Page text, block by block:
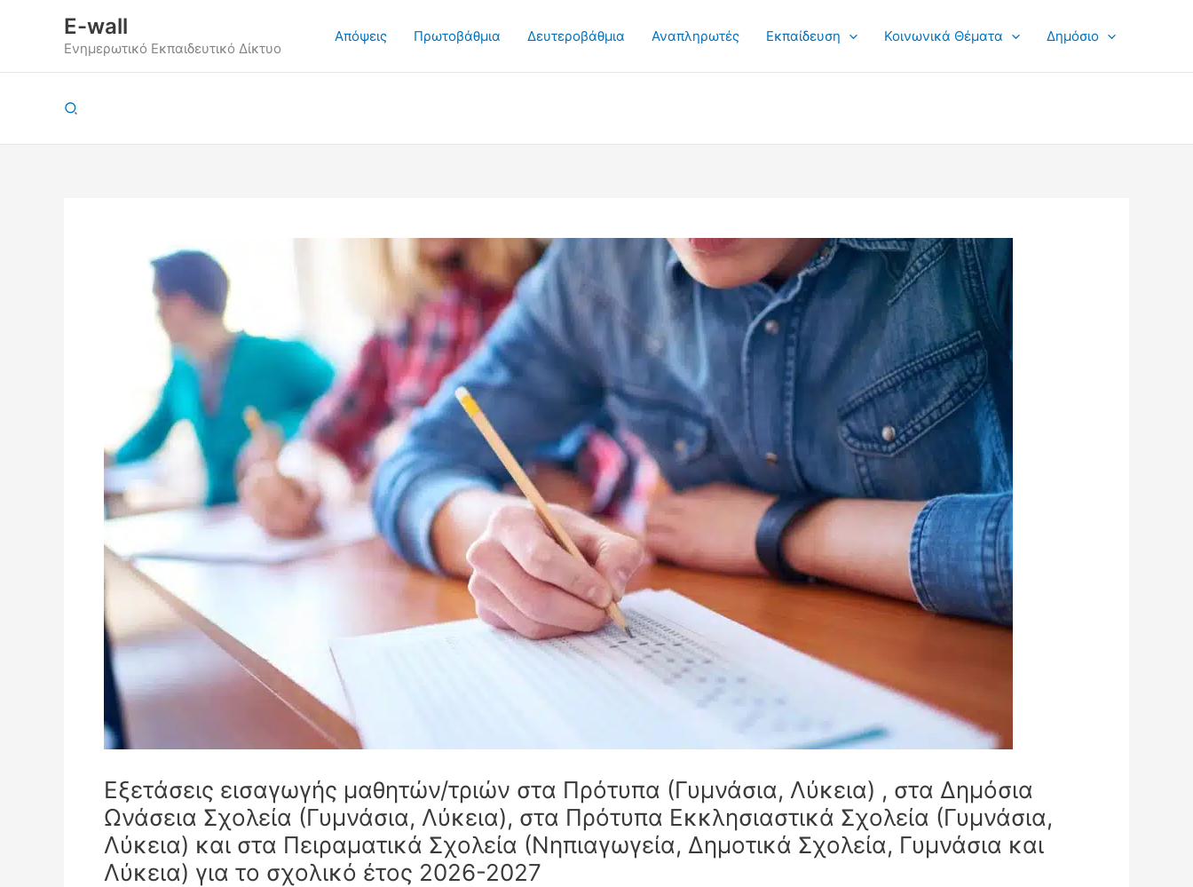
περιεχόμενο
E-wall
Ενημερωτικό Εκπαιδευτικό Δίκτυο
Απόψεις Πρωτοβάθμια Δευτεροβάθμια Αναπληρωτές Εκπαίδευση Κοινωνικά Θέματα Δημόσιο
Αναζήτηση
Εξετάσεις εισαγωγής μαθητών/τριών στα Πρότυπα (Γυμνάσια, Λύκεια) , στα Δημόσια
Ωνάσεια Σχολεία (Γυμνάσια, Λύκεια), στα Πρότυπα Εκκλησιαστικά Σχολεία (Γυμνάσια,
Λύκεια) και στα Πειραματικά Σχολεία (Νηπιαγωγεία, Δημοτικά Σχολεία, Γυμνάσια και
Λύκεια) για το σχολικό έτος 2026-2027